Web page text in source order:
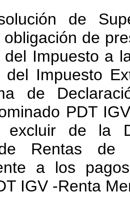
de
de
del Impuesto a
del Impuesto
de
PDT
excluir de la
Rentas de
a los
IGV -Renta